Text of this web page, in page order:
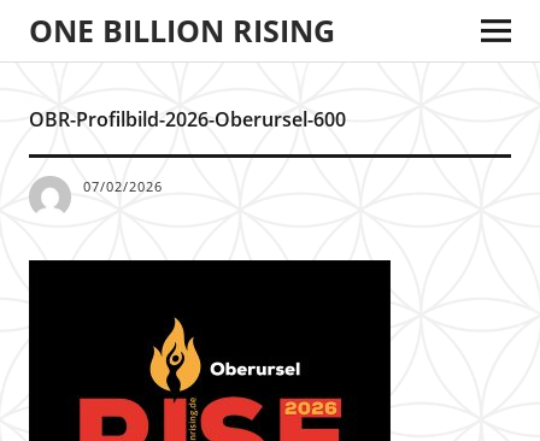
ONE BILLION RISING
OBR-Profilbild-2026-Oberursel-600
07/02/2026